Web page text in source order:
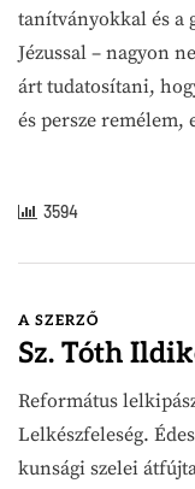
tanítványokkal és a
Jézussal – nagyon
árt tudatosítani,
és persze remélem,
3594
A SZERZŐ
Sz. Tóth
Református
Lelkészfeleség.
kunsági szelei